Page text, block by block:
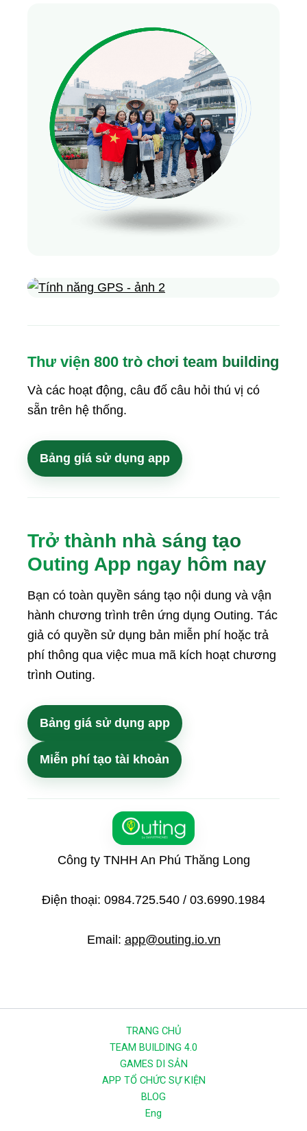
Thư viện 800 trò chơi team building
Và các hoạt động, câu đố câu hỏi thú vị có
sẵn trên hệ thống.
Bảng giá sử dụng app
Trở thành nhà sáng tạo
Outing App ngay hôm nay
Bạn có toàn quyền sáng tạo nội dung và vận
hành chương trình trên ứng dụng Outing. Tác
giả có quyền sử dụng bản miễn phí hoặc trả
phí thông qua việc mua mã kích hoạt chương
trình Outing.
Bảng giá sử dụng app
Miễn phí tạo tài khoản
Công ty TNHH An Phú Thăng Long
Điện thoại: 0984.725.540 / 03.6990.1984
Email: app@outing.io.vn
TRANG CHỦ
TEAM BUILDING 4.0
GAMES DI SẢN
APP TỔ CHỨC SỰ KIỆN
BLOG
Eng